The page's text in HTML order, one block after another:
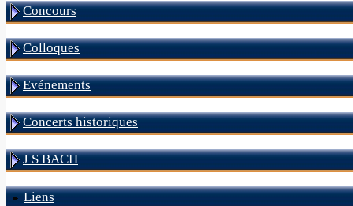
Concours
Colloques
Evénements
Concerts historiques
J S BACH
Liens